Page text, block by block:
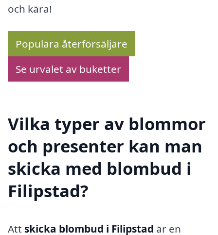
och kära!
Populära återförsäljare
Se urvalet av buketter
Vilka typer av blommor
och presenter kan man
skicka med blombud i
Filipstad?
Att skicka blombud i Filipstad är en